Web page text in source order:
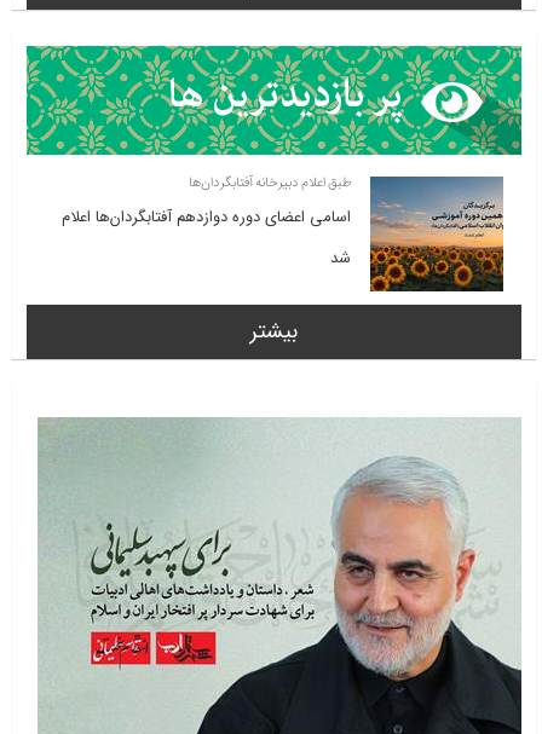
طبق اعلام دبیرخانه آفتابگردان‌ها
اسامی اعضای دوره دوازدهم آفتابگردان‌ها اعلام
شد
بیشتر